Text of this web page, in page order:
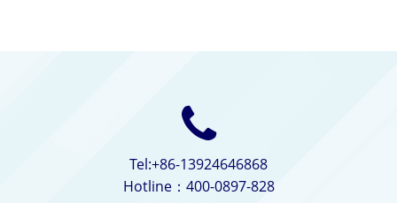
Tel:+86-13924646868
Hotline：400-0897-828